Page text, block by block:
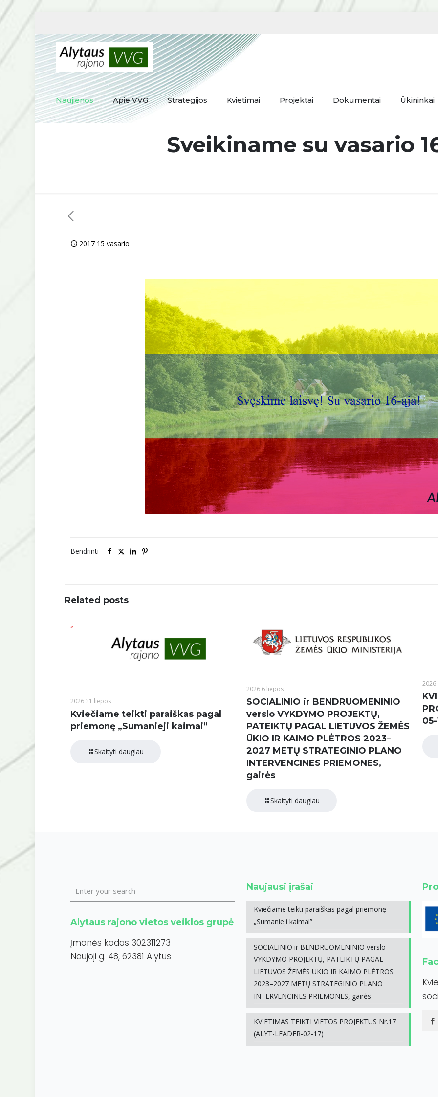
Naujienos Apie VVG Strategijos Kvietimai Projektai Dokumentai Ūkininkai
Sveikiname su vasario
2017 15 vasario
Bendrinti
Related posts
2026 31 liepos
Kviečiame teikti paraiškas pagal
priemonę „Sumanieji kaimai”
Skaityti daugiau
2026 6 liepos
SOCIALINIO ir BENDRUOMENINIO
verslo VYKDYMO PROJEKTŲ,
PATEIKTŲ PAGAL LIETUVOS ŽEMĖS
ŪKIO IR KAIMO PLĖTROS 2023–
2027 METŲ STRATEGINIO PLANO
INTERVENCINES PRIEMONES,
gairės
Skaityti daugiau
2026
Alytaus rajono vietos veiklos grupė
Įmonės kodas 302311273
Naujoji g. 48, 62381 Alytus
Naujausi įrašai
Kviečiame teikti paraiškas pagal priemonę
„Sumanieji kaimai”
SOCIALINIO ir BENDRUOMENINIO verslo
VYKDYMO PROJEKTŲ, PATEIKTŲ PAGAL
LIETUVOS ŽEMĖS ŪKIO IR KAIMO PLĖTROS
2023–2027 METŲ STRATEGINIO PLANO
INTERVENCINES PRIEMONES, gairės
KVIETIMAS TEIKTI VIETOS PROJEKTUS Nr.17
(ALYT-LEADER-02-17)